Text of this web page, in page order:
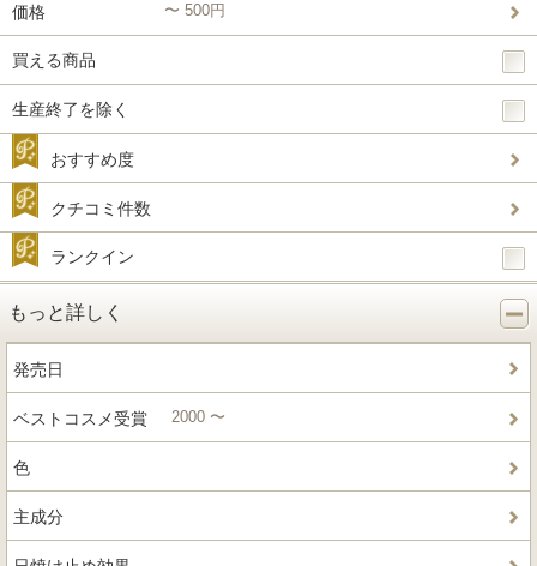
価格 〜 500円
買える商品
生産終了を除く
おすすめ度
クチコミ件数
ランクイン
もっと詳しく
発売日
ベストコスメ受賞 2000 〜
色
主成分